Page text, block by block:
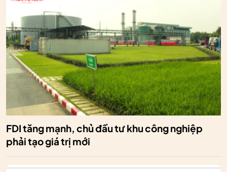
FDI tăng mạnh, chủ đầu tư khu công nghiệp
phải tạo giá trị mới